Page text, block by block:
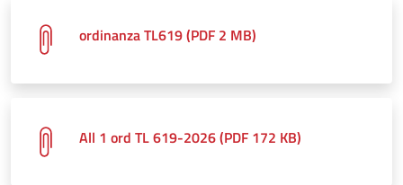
ordinanza TL619 (PDF 2 MB)
All 1 ord TL 619-2026 (PDF 172 KB)